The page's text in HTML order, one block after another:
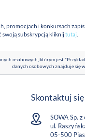
promocjach i konkursach
swoją subskrypcją kliknijtutaj.
osobowych, którym jest
danych osobowych znajduje się w
Skontaktuj się
SOWA Sp. z
ul.
05-500